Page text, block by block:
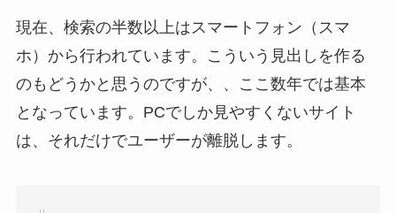
現在、検索の半数以上はスマートフォン（スマ
ホ）から行われています。こういう見出しを作る
のもどうかと思うのですが、、ここ数年では基本
となっています。PCでしか見やすくないサイト
は、それだけでユーザーが離脱します。